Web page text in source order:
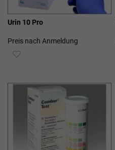
Urin 10 Pro
Preis nach Anmeldung
ZUR
HINZUFÜGEN